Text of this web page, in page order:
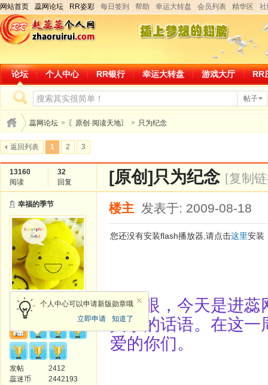
网站首页 蕊网论坛 RR姿彩 每日签到 帮助 幸运大转盘 会员列表 精华区
论坛 个人中心 RR银行 幸运大转盘 游戏大厅 RR
帖子
蕊网论坛 > 〖原创·阅读天地〗 > 只为纪念
返回列表 1 2 3
13160
阅读
32
回复
[原创]只为纪念 [复制
幸福的季节
天使
个人中心可以申请新版勋章哦
立即申请
知道了
发帖
2412
蕊迷币
2442193
楼主 发表于: 2009-08-18
您还没有安装flash播放器,请点击这里安装
一眨眼，今天是进蕊
真挚的话语。在这
爱的你们。